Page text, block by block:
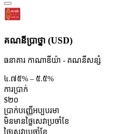
គណនីប្រាថ្នា (USD)
ធនាគារ កាណាឌីយ៉ា - គណនី​សន្សំ
៤.៧៥% – ៥.៥%
ការប្រាក់
$២០
ប្រាក់បញ្ញើអប្បបរមា
មិនមានថ្លៃសេវាប្រចាំខែ
ថ្លៃសេវាប្រចាំខែ